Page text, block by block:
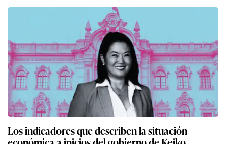
Los indicadores que describen la situación